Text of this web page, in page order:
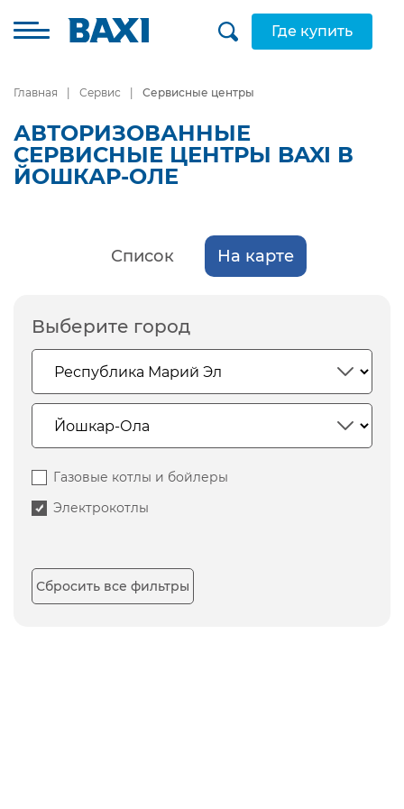
Где купить
Главная Сервис Сервисные центры
АВТОРИЗОВАННЫЕ
СЕРВИСНЫЕ ЦЕНТРЫ BAXI В
ЙОШКАР-ОЛЕ
Список На карте
Выберите город
Газовые котлы и бойлеры
Электрокотлы
Сбросить все фильтры